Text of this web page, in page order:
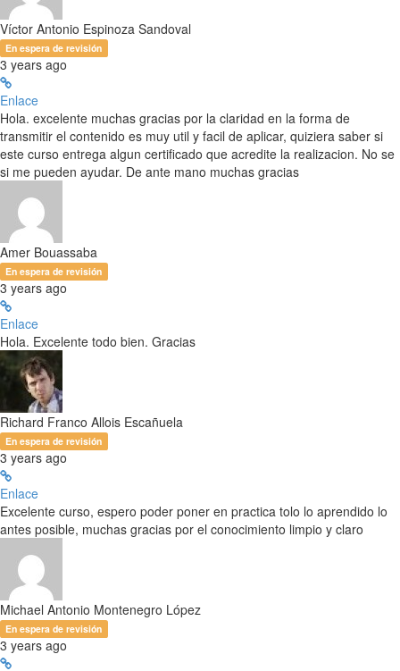
Víctor Antonio Espinoza Sandoval
En espera de revisión
3 years ago
Enlace
Hola. excelente muchas gracias por la claridad en la forma de
transmitir el contenido es muy util y facil de aplicar, quiziera saber si
este curso entrega algun certificado que acredite la realizacion. No se
si me pueden ayudar. De ante mano muchas gracias
Amer Bouassaba
En espera de revisión
3 years ago
Enlace
Hola. Excelente todo bien. Gracias
Richard Franco Allois Escañuela
En espera de revisión
3 years ago
Enlace
Excelente curso, espero poder poner en practica tolo lo aprendido lo
antes posible, muchas gracias por el conocimiento limpio y claro
Michael Antonio Montenegro López
En espera de revisión
3 years ago